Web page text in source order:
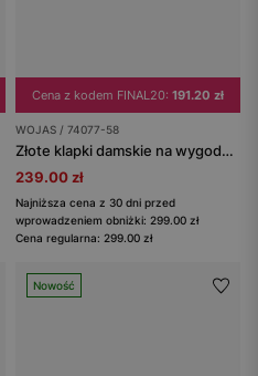
Cena z kodem FINAL20: 191.20 zł
WOJAS / 74077-58
Złote klapki damskie na wygodnej podeszwie
239.00 zł
Najniższa cena z 30 dni przed
wprowadzeniem obniżki: 299.00 zł
Cena regularna: 299.00 zł
Nowość